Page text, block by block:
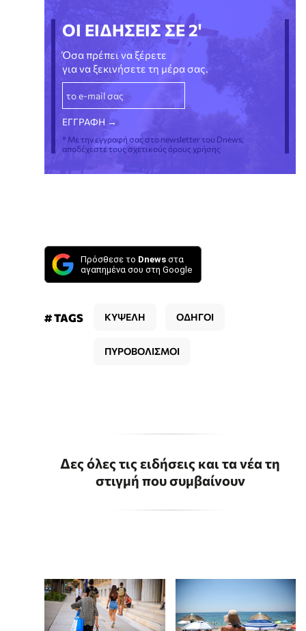
ΟΙ ΕΙΔΗΣΕΙΣ ΣΕ 2'
Όσα πρέπει να ξέρετε
για να ξεκινήσετε τη μέρα σας.
* Με την εγγραφή σας στο newsletter του Dnews,
αποδέχεστε τους σχετικούς όρους χρήσης
Πρόσθεσε το Dnews στα
αγαπημένα σου στη Google
# TAGS ΚΥΨΕΛΗ ΟΔΗΓΟΙ
ΠΥΡΟΒΟΛΙΣΜΟΙ
Δες όλες τις ειδήσεις και τα νέα τη
στιγμή που συμβαίνουν